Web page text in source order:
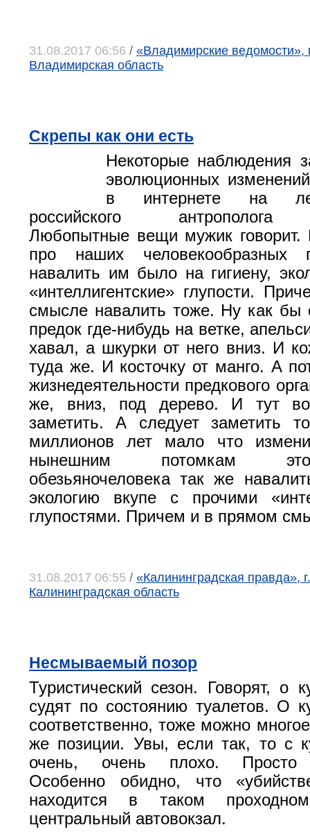
31.08.2017 06:56 / «Владимирские ведомости»,
Владимирская область
Скрепы как они есть
Некоторые наблюдения
эволюционных
в интернете на
российского антрополога
Любопытные вещи мужик говорит.
про наших человекообразных
навалить им было на гигиену,
«интеллигентские» глупости.
смысле навалить тоже. Ну как бы
предок где-нибудь на ветке,
хавал, а шкурки от него вниз. И
туда же. И косточку от манго. А
жизнедеятельности предкового
же, вниз, под дерево. И тут
заметить. А следует заметить
миллионов лет мало что
нынешним потомкам
обезьяночеловека так же
экологию вкупе с прочими
глупостями. Причем и в прямом
31.08.2017 06:55 / «Калининградская правда»,
Калининградская область
Несмываемый позор
Туристический сезон. Говорят, о
судят по состоянию туалетов. О
соответственно, тоже можно
же позиции. Увы, если так, то с
очень, очень плохо. Просто
Особенно обидно, что
находится в таком
центральный автовокзал.